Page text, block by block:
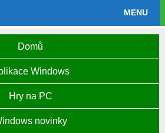
MENU
Domů
Windows
Hry na PC
novinky